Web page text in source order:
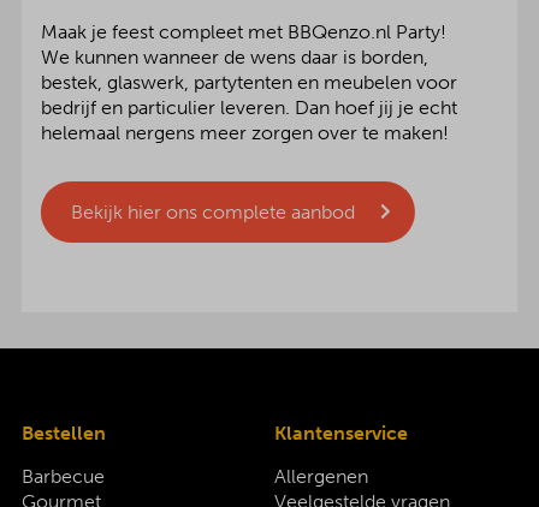
Maak je feest compleet met BBQenzo.nl Party!
We kunnen wanneer de wens daar is borden,
bestek, glaswerk, partytenten en meubelen voor
bedrijf en particulier leveren. Dan hoef jij je echt
helemaal nergens meer zorgen over te maken!
Bekijk hier ons complete aanbod
Bestellen
Barbecue
Gourmet
Klantenservice
Allergenen
Veelgestelde vragen